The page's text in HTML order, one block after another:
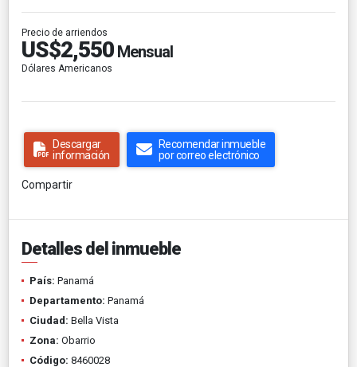
Precio de arriendos
US$2,550 Mensual
Dólares Americanos
Descargar
información
Recomendar inmueble
por correo electrónico
Compartir
Detalles del inmueble
País: Panamá
Departamento: Panamá
Ciudad: Bella Vista
Zona: Obarrio
Código: 8460028